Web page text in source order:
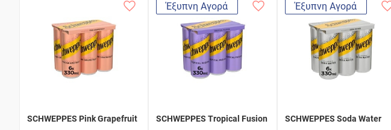
SCHWEPPES Pink Grapefruit
Έξυπνη Αγορά
SCHWEPPES Tropical Fusion
Έξυπνη Αγορά
SCHWEPPES Soda Water